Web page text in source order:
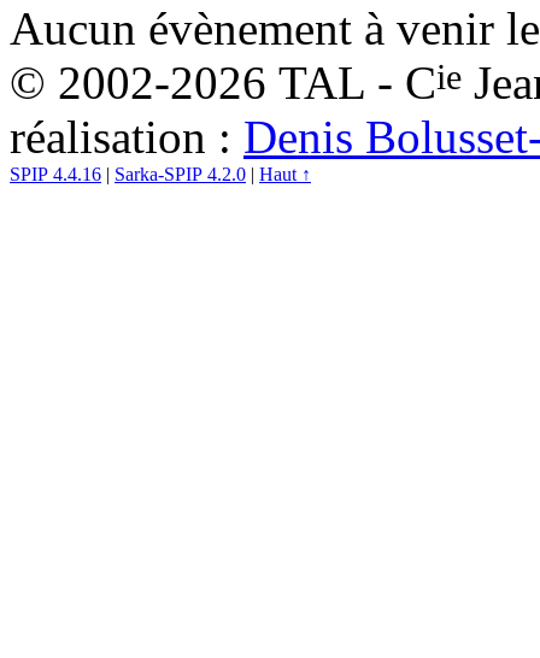
Aucun évènement à venir
© 2002-2026 TAL - Cie
réalisation : Denis
SPIP 4.4.16 | Sarka-SPIP 4.2.0 | Haut ↑